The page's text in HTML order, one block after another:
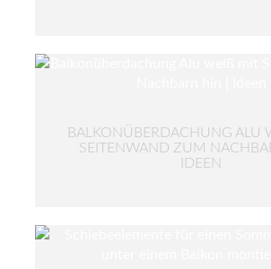
BALKONÜBERDACHUNG ALU
EITENWAND ZUM
DEEN